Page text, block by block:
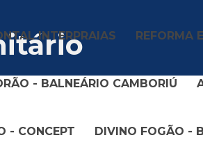
INTERPRAIAS REFORMA
- BALNEÁRIO CAMBORIÚ
- CONCEPT DIVINO FOGÃO -